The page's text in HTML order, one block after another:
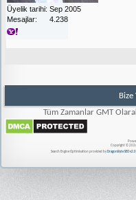
Üyelik tarihi Sep 2005
Mesajlar
4.238
Bize
Tüm Zamanlar GMT
Copyright ©
Search Engine Optimisation provided by DragonByte SEO